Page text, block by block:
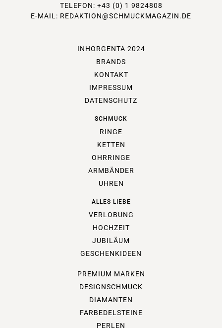
TELEFON: +43 (0) 1 9824808
E-MAIL: REDAKTION@SCHMUCKMAGAZIN.DE
INHORGENTA 2024
BRANDS
KONTAKT
IMPRESSUM
DATENSCHUTZ
SCHMUCK
RINGE
KETTEN
OHRRINGE
ARMBÄNDER
UHREN
ALLES LIEBE
VERLOBUNG
HOCHZEIT
JUBILÄUM
GESCHENKIDEEN
PREMIUM MARKEN
DESIGNSCHMUCK
DIAMANTEN
FARBEDELSTEINE
PERLEN